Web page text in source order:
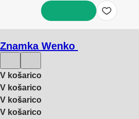
Znamka Wenko
V košarico
V košarico
V košarico
V košarico